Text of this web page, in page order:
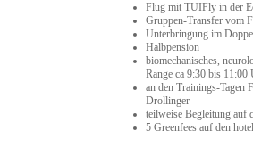
Flug mit TUIFly in der
Gruppen-Transfer vom
Unterbringung im
Halbpension
biomechanisches,
Range ca 9:30 bis
an den Trainings-
Drollinger
teilweise Begleitung auf
5 Greenfees auf den